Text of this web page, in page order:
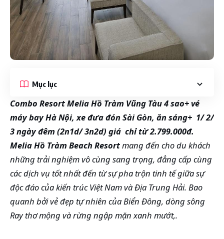
Mục lục
Combo Resort Melia Hồ Tràm Vũng Tàu 4 sao+ vé
máy bay Hà Nội, xe đưa đón Sài Gòn, ăn sáng+ 1/ 2/
3 ngày đêm (2n1d/ 3n2d) giá chỉ từ 2.799.000đ.
Melia Hồ Tràm Beach Resortmang đến cho du khách
những trải nghiệm vô cùng sang trọng, đẳng cấp cùng
các dịch vụ tốt nhất đến từ sự pha trộn tinh tế giữa sự
độc đáo của kiến trúc Việt Nam và Địa Trung Hải. Bao
quanh bởi vẻ đẹp tự nhiên của Biển Đông, dòng sông
Ray thơ mộng và rừng ngập mặn xanh mướt,.